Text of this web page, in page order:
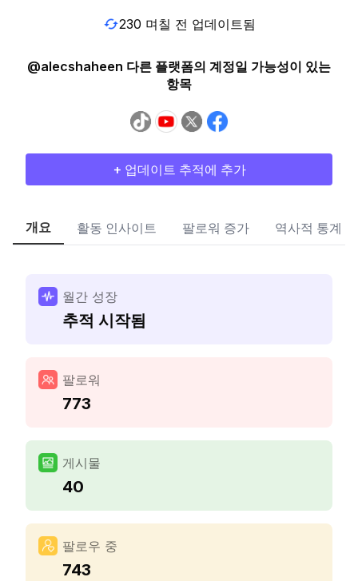
230 며칠 전 업데이트됨
@alecshaheen 다른 플랫폼의 계정일 가능성이 있는
항목
+ 업데이트 추적에 추가
개요 활동 인사이트 팔로워 증가 역사적 통계
월간 성장
추적 시작됨
팔로워
773
게시물
40
팔로우 중
743